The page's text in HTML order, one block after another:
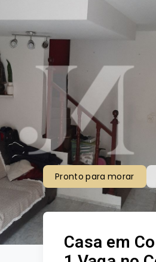
Pronto para morar
Casa em